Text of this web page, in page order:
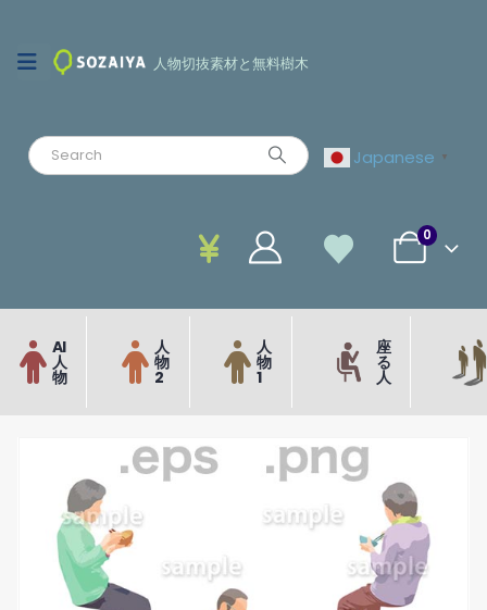
人物切抜素材と無料樹木
Japanese ▼
0
AI
人
物
人
物
2
人
物
1
座
る
人